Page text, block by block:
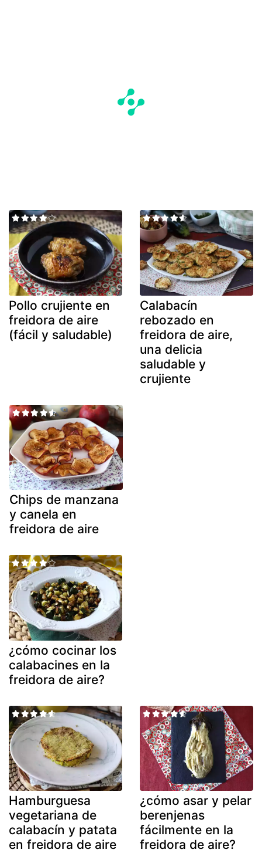
Pollo crujiente en
freidora de aire
(fácil y saludable)
Calabacín
rebozado en
freidora de aire,
una delicia
saludable y
crujiente
Chips de manzana
y canela en
freidora de aire
¿cómo cocinar los
calabacines en la
freidora de aire?
Hamburguesa
vegetariana de
calabacín y patata
en freidora de aire
¿cómo asar y pelar
berenjenas
fácilmente en la
freidora de aire?